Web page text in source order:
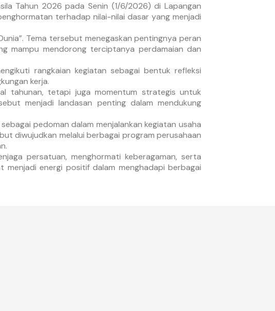
Tahun 2026 pada Senin (1/6/2026) di Lapangan
terhadap nilai-nilai dasar yang menjadi
Tema tersebut menegaskan pentingnya peran
mampu mendorong terciptanya perdamaian dan
rangkaian kegiatan sebagai bentuk refleksi
kerja.
tahunan, tetapi juga momentum strategis untuk
menjadi landasan penting dalam mendukung
pedoman dalam menjalankan kegiatan usaha
diwujudkan melalui berbagai program perusahaan
persatuan, menghormati keberagaman, serta
menjadi energi positif dalam menghadapi berbagai